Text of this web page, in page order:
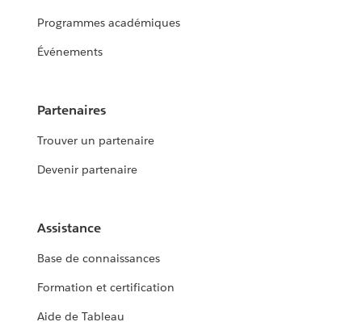
Programmes académiques
Événements
Partenaires
Trouver un partenaire
Devenir partenaire
Assistance
Base de connaissances
Formation et certification
Aide de Tableau